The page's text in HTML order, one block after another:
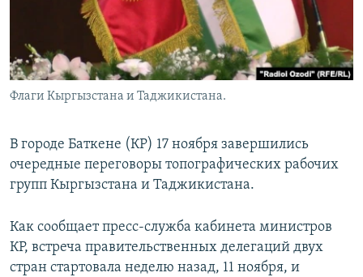
Флаги Кыргызстана и Таджикистана.
В городе Баткене (КР) 17 ноября завершились
очередные переговоры топографических рабочих
групп Кыргызстана и Таджикистана.
Как сообщает пресс-служба кабинета министров
КР, встреча правительственных делегаций двух
стран стартовала неделю назад, 11 ноября, и